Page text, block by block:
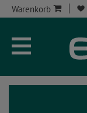
Warenkorb